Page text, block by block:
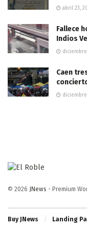
abril 23,
Fallece
Indios
diciembre
Caen
diciembre
© 2026 JNews - Premium
Buy JNews Landing